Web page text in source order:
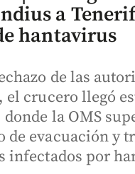
a
hantavirus
de las
el crucero llegó
la OMS
de evacuación y
infectados por